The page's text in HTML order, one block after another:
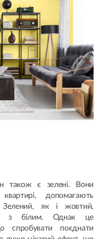
також є зелені. Вони
допомагають
Зелений, як і жовтий,
з білим. Однак це
спробувати поєднати